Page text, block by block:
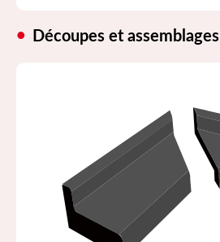
Découpes et assemblages